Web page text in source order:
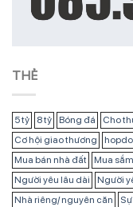
THẺ
5 tỷ 8 tỷ Bóng đá Cho
Cơ hội giao thương
Mua bán nhà đất
Mua sắm
Người yêu lâu dài
Người
Nhà riêng/ nguyên căn